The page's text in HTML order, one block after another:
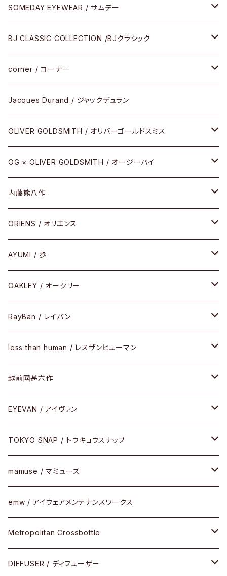
SOMEDAY EYEWEAR / サムデー
メガネ
サングラス
アパレル
その他
BJ CLASSIC COLLECTION /BJクラシック
CELLULOID（CRAFTSMAN EDITION）
SHINBARI（CRAFTSMAN EDITION）
URUSHI（CRAFTSMAN EDITION）
REVIVAL EDITION
HEAVY EDITION
COMBI （コンビシリーズ）
PREMIUM（プレミアムシリーズ）
PLASTIC（プラスティックシリーズ）
SIRMONT（サーモントシリーズ）
SUNSHIFT
ケア用品
corner / コーナー
リサーチシリーズ
サブリメイションシリーズ
Jacques Durand / ジャックデュラン
OLIVER GOLDSMITH / オリバーゴールドスミス
メタル
セル
コンビ
OG × OLIVER GOLDSMITH / オージーバイ
メタル
セル
コンビ
内藤熊八作
セル
メタル
コンビ
ORIENS / オリエンス
セルフレーム
メタルフレーム
その他
AYUMI / 歩
セルフレーム
OAKLEY / オークリー
メガネフレーム
サングラス
Frogskins(フロッグスキン )
Latch(ラッチ)
その他
修理
小物
RayBan / レイバン
メガネフレーム
サングラス
その他
less than human / レスザンヒューマン
メガネフレーム
サングラス
その他
越前國甚六作
セルフレーム
メタルフレーム
コンビフレーム
EYEVAN / アイヴァン
メガネ
サングラス
その他
TOKYO SNAP / トウキョウスナップ
セルフレーム
メタルフレーム
コンビネーション
mamuse / マミューズ
セル
メタル
コンビ
emw / アイウェアメンテナンスワークス
Metropolitan Crossbottle
30cm×30cm
DIFFUSER / ディフューザー